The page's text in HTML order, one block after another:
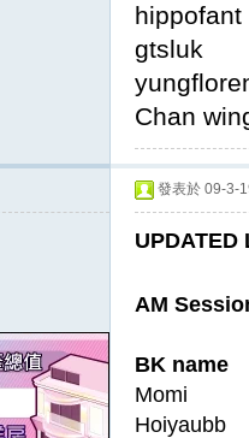
Chan
發表於 09-3-
UPDATED
AM
BK
Momi